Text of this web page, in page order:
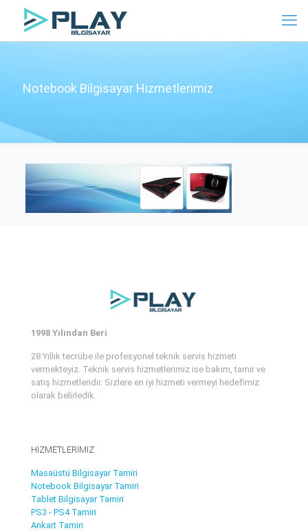
Notebook Bilgisayar Hizmetlerimiz
1998 Yılından Beri
28 Yıllık tecrübe ile profesyonel teknik servis hizmeti
vermekteyiz. Teknik servis hizmetlerimiz ise bakım, tamir ve
satış hizmetleridir. Sizlere en iyi hizmeti vermeyi hedefimiz
olarak belirledik.
HİZMETLERİMİZ
Masaüstü Bilgisayar Tamiri
Notebook Bilgisayar Tamiri
Tablet Bilgisayar Tamiri
PS3 - PS4 Tamiri
Ankart Tamiri